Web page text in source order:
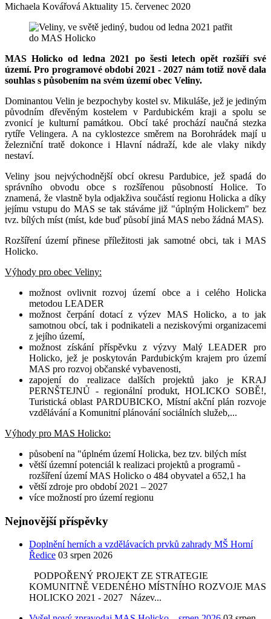
Michaela Kovářová Aktuality 15. červenec 2020
MAS Holicko od ledna 2021 po šesti letech opět rozšíří své
území. Pro programové období 2021 - 2027 nám totiž nově dala
souhlas s působením na svém území obec Veliny.
Dominantou Velin je bezpochyby kostel sv. Mikuláše, jež je jediným
původním dřevěným kostelem v Pardubickém kraji a spolu se
zvonicí je kulturní památkou. Obcí také prochází naučná stezka
rytíře Velingera. A na cyklostezce směrem na Borohrádek mají u
železniční tratě dokonce i Hlavní nádraží, kde ale vlaky nikdy
nestaví.
Veliny jsou nejvýchodnější obcí okresu Pardubice, jež spadá do
správního obvodu obce s rozšířenou působností Holice. To
znamená, že vlastně byla odjakživa součástí regionu Holicka a díky
jejímu vstupu do MAS se tak stáváme již "úplným Holickem" bez
tvz. bílých míst (míst, kde buď působí jiná MAS nebo žádná MAS).
Rozšíření území přinese příležitosti jak samotné obci, tak i MAS
Holicko.
Výhody pro obec Veliny:
možnost ovlivnit rozvoj území obce a i celého Holicka
metodou LEADER
možnost čerpání dotací z výzev MAS Holicko, a to jak
samotnou obcí, tak i podnikateli a neziskovými organizacemi
z jejího území,
možnost získání příspěvku z výzvy Malý LEADER pro
Holicko, jež je poskytován Pardubickým krajem pro území
MAS pro rozvoj občanské vybavenosti,
zapojení do realizace dalších projektů jako je KRAJ
PERNŠTEJNŮ - regionální produkt, HOLICKO SOBĚ!,
Turistická oblast PARDUBICKO, Místní akční plán rozvoje
vzdělávání a Komunitní plánování sociálních služeb,...
Výhody pro MAS Holicko:
působení na "úplném území Holicka, bez tzv. bilých míst
větší územní potenciál k realizaci projektů a programů -
rozšíření území MAS Holicko o 484 obyvatel a 652,1 ha
větší zdroje pro období 2021 – 2027
více možností pro území regionu
Nejnovější příspěvky
Doplnění herních a vzdělávacích prvků zahrady MŠ Horní
Ředice 03 srpen 2026
PODPOŘENÝ PROJEKT ZE STRATEGIE
KOMUNITNĚ VEDENÉHO MÍSTNÍHO ROZVOJE MAS
HOLICKO 2021 - 2027 Název...